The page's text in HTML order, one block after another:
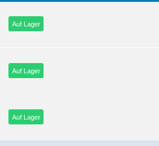
Auf Lager
Auf Lager
Auf Lager